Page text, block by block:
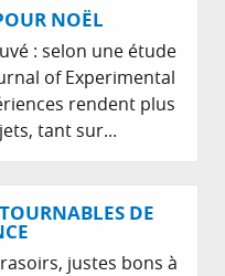
NOËL
: selon une étude
of Experimental
rendent plus
tant sur...
DE
justes bons à